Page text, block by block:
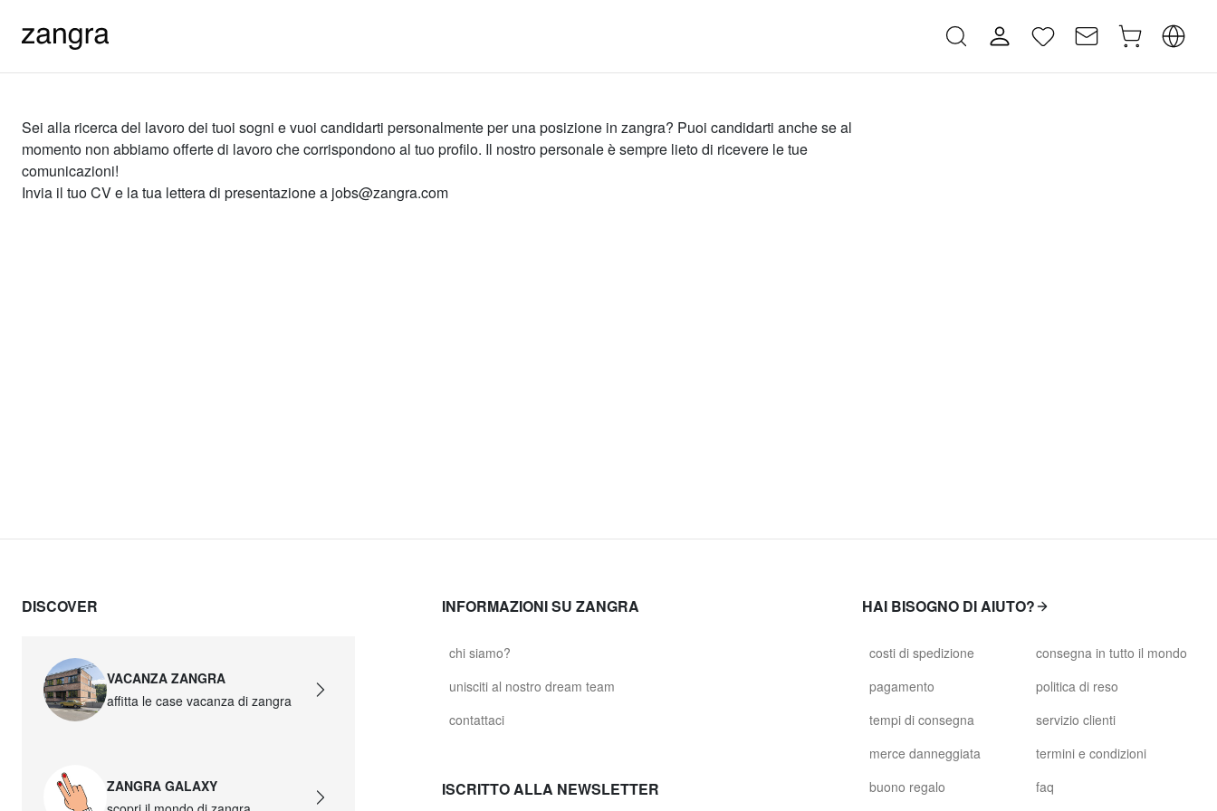
Sei alla ricerca del lavoro dei tuoi sogni e vuoi candidarti personalmente per una posizione in zangra? Puoi candidarti anche se al
momento non abbiamo offerte di lavoro che corrispondono al tuo profilo. Il nostro personale è sempre lieto di ricevere le tue
comunicazioni!
Invia il tuo CV e la tua lettera di presentazione a jobs@zangra.com
DISCOVER
VACANZA ZANGRA
affitta le case vacanza di zangra
ZANGRA GALAXY
INFORMAZIONI SU ZANGRA
chi siamo?
unisciti al nostro dream team
contattaci
ISCRITTO ALLA NEWSLETTER
HAI BISOGNO DI AIUTO?
costi di spedizione
pagamento
tempi di consegna
merce danneggiata
buono regalo
consegna in tutto il mondo
politica di reso
servizio clienti
termini e condizioni
faq